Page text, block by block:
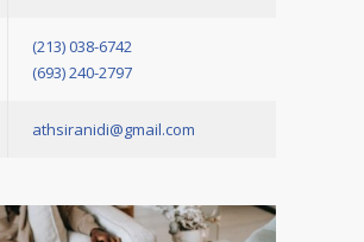
(213) 038-6742
(693) 240-2797
athsiranidi@gmail.com